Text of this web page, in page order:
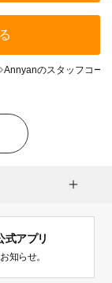
Annyanのスタッフコー
式アプリ
知らせ。